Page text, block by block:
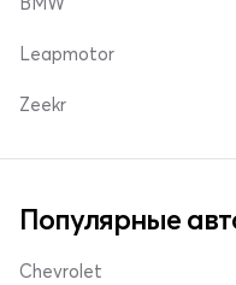
Leapmotor
Zeekr
Популярные
Chevrolet